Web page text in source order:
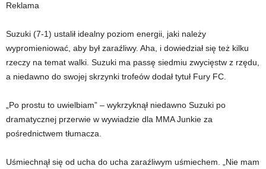
Reklama
Suzuki (7-1) ustalił idealny poziom energii, jaki należy
wypromieniować, aby był zaraźliwy. Aha, i dowiedział się też kilku
rzeczy na temat walki. Suzuki ma passę siedmiu zwycięstw z rzędu,
a niedawno do swojej skrzynki trofeów dodał tytuł Fury FC.
„Po prostu to uwielbiam” – wykrzyknął niedawno Suzuki po
dramatycznej przerwie w wywiadzie dla MMA Junkie za
pośrednictwem tłumacza.
Uśmiechnął się od ucha do ucha zaraźliwym uśmiechem. „Nie mam